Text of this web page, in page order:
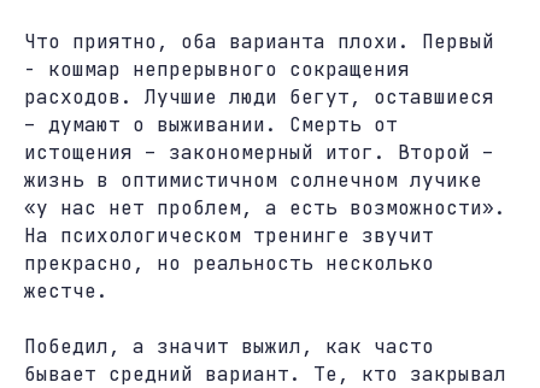
Что приятно, оба варианта плохи. Первый
- кошмар непрерывного сокращения
расходов. Лучшие люди бегут, оставшиеся
– думают о выживании. Смерть от
истощения – закономерный итог. Второй –
жизнь в оптимистичном солнечном лучике
«у нас нет проблем, а есть возможности».
На психологическом тренинге звучит
прекрасно, но реальность несколько
жестче.
Победил, а значит выжил, как часто
бывает средний вариант. Те, кто закрывал